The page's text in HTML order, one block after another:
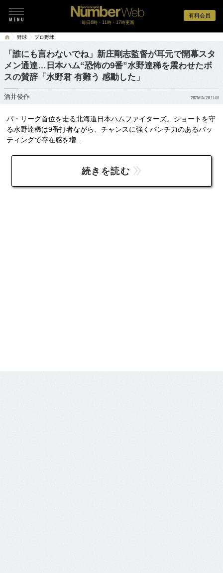
有料会員
毎日6時・11時・17時更新
野球 プロ野球
「誰にも言わないでね」新庄剛志監督が耳元で開幕スタ
メン通達…日本ハム“恐怖の9番”水野達稀を震わせたボ
スの賛辞「水野君 有難う 感動した」
酒井俊作 2025/05/20 17:00
パ・リーグ首位を走る北海道日本ハムファイターズ。ショートを守
る水野達稀は9番打者ながら、チャンスに強くパンチ力のあるバッ
ティングで存在感を増...
続きを読む